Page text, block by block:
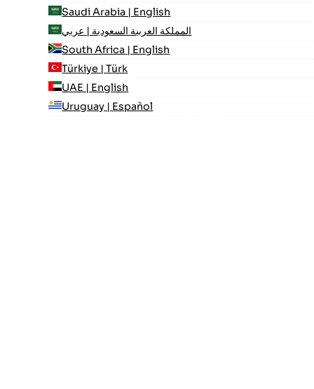
Saudi Arabia | English
المملكة العربية السعودية | عربي
South Africa | English
Türkiye | Türk
UAE | English
Uruguay | Español